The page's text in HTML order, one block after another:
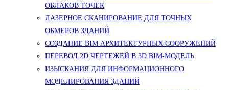
ОБЛАКОВ ТОЧЕК
ЛАЗЕРНОЕ СКАНИРОВАНИЕ ДЛЯ ТОЧНЫХ
ОБМЕРОВ ЗДАНИЙ
СОЗДАНИЕ BIM АРХИТЕКТУРНЫХ СООРУЖЕНИЙ
ПЕРЕВОД 2D ЧЕРТЕЖЕЙ В 3D BIM-МОДЕЛЬ
ИЗЫСКАНИЯ ДЛЯ ИНФОРМАЦИОННОГО
МОДЕЛИРОВАНИЯ ЗДАНИЙ